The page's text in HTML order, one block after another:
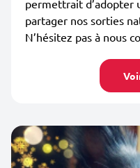
permettrait d’adopter
partager nos sorties
N’hésitez pas à nous